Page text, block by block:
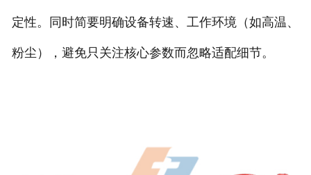
定性。同时简要明确设备转速、工作环境（如高温、
粉尘），避免只关注核心参数而忽略适配细节。